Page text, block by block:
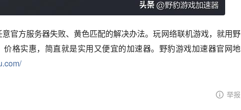
官方服务器失败、黄色匹配的解决办法。玩网络联机游戏，就用野
格实惠，简直就是实用又便宜的加速器。野豹游戏加速器官网地
举报